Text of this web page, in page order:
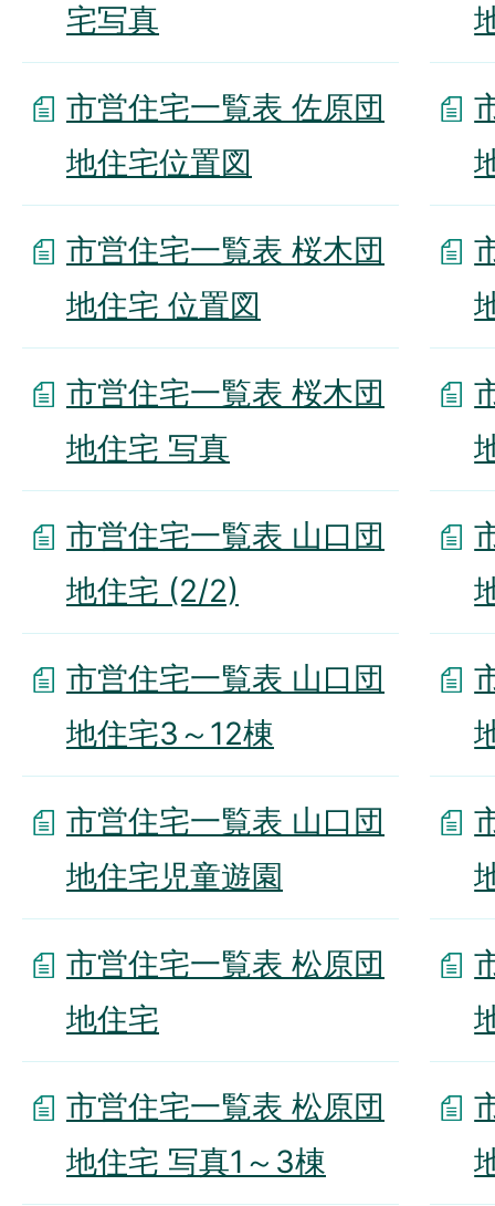
宅写真
市営住宅一覧表 佐原団
地住宅位置図
市営住宅一覧表 桜木団
地住宅 位置図
市営住宅一覧表 桜木団
地住宅 写真
市営住宅一覧表 山口団
地住宅 (2/2)
市営住宅一覧表 山口団
地住宅3～12棟
市営住宅一覧表 山口団
地住宅児童遊園
市営住宅一覧表 松原団
地住宅
市営住宅一覧表 松原団
地住宅 写真1～3棟